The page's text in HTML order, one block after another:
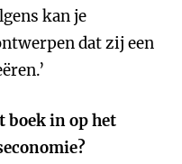
kan je
dat zij een
boek in op het